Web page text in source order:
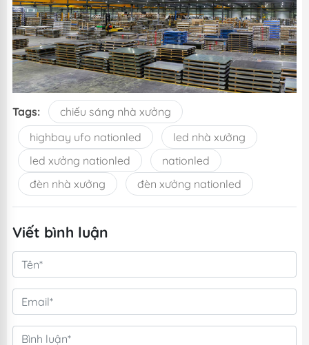
Tags:
chiếu sáng nhà xưởng
highbay ufo nationled
led nhà xưởng
led xưởng nationled
nationled
đèn nhà xưởng
đèn xưởng nationled
Viết bình luận